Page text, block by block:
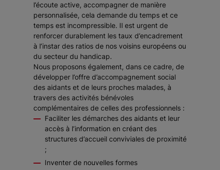
l’écoute active, accompagner de manière
personnalisée, cela demande du temps et ce
temps est incompressible. Il est urgent de
renforcer durablement les taux d’encadrement
à l’instar des ratios de nos voisins européens ou
du secteur du handicap.
Nous proposons également, dans ce cadre, de
développer l’offre d’accompagnement social
des aidants et de leurs proches malades, à
travers des activités bénévoles
complémentaires de celles des professionnels :
Faciliter les démarches des aidants et leur
accès à l’information en créant des
structures d’accueil conviviales de proximité
;
Inventer de nouvelles formes